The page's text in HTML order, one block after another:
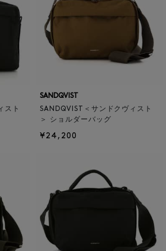
スト
SANDQVIST
SANDQVIST＜サンドクヴィスト
＞ ショルダーバッグ
¥24,200